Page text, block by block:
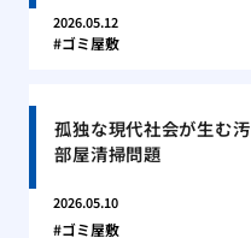
2026.05.12
ゴミ屋敷
孤独な現代社会が生む汚
部屋清掃問題
2026.05.10
ゴミ屋敷